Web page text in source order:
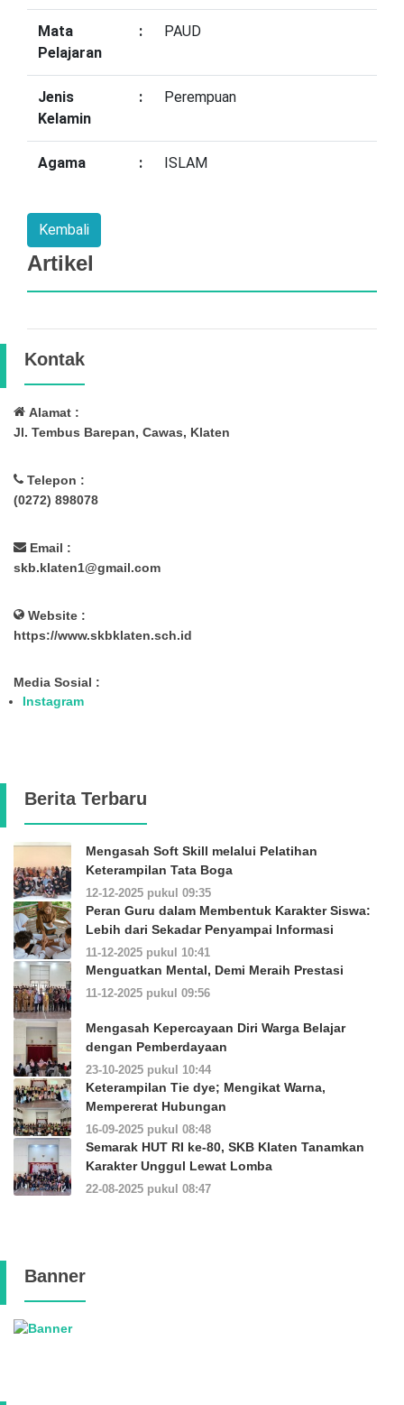
Mata
Pelajaran
: PAUD
Jenis
Kelamin
: Perempuan
Agama : ISLAM
Artikel
Kontak
Alamat :
Jl. Tembus Barepan, Cawas, Klaten
Telepon :
(0272) 898078
Email :
skb.klaten1@gmail.com
Website :
https://www.skbklaten.sch.id
Media Sosial :
Instagram
Berita Terbaru
Mengasah Soft Skill melalui Pelatihan
Keterampilan Tata Boga
12-12-2025 pukul 09:35
Peran Guru dalam Membentuk Karakter Siswa:
Lebih dari Sekadar Penyampai Informasi
11-12-2025 pukul 10:41
Menguatkan Mental, Demi Meraih Prestasi
11-12-2025 pukul 09:56
Mengasah Kepercayaan Diri Warga Belajar
dengan Pemberdayaan
23-10-2025 pukul 10:44
Keterampilan Tie dye; Mengikat Warna,
Mempererat Hubungan
16-09-2025 pukul 08:48
Semarak HUT RI ke-80, SKB Klaten Tanamkan
Karakter Unggul Lewat Lomba
22-08-2025 pukul 08:47
Banner